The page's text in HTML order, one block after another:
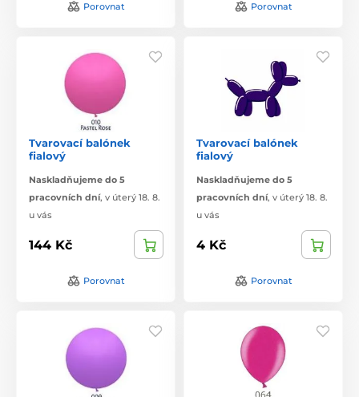
Porovnat Porovnat
Tvarovací balónek
fialový
Naskladňujeme do 5
pracovních dní, v úterý 18. 8.
u vás
144 Kč
Porovnat
Tvarovací balónek
fialový
Naskladňujeme do 5
pracovních dní, v úterý 18. 8.
u vás
4 Kč
Porovnat